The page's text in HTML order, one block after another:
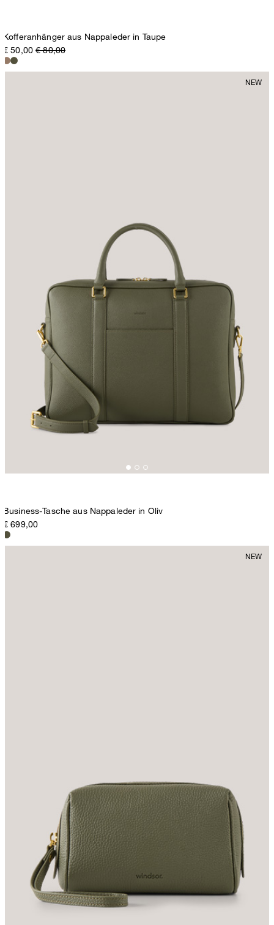
Kofferanhänger aus Nappaleder in Taupe
€ 50,00 € 80,00
Business-Tasche aus Nappaleder in Oliv
€ 699,00